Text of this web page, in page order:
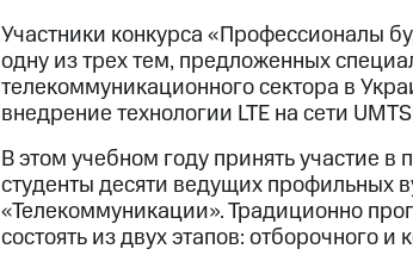
Участники конкурса «Профессионалы
одну из трех тем, предложенных
телекоммуникационного сектора в
внедрение технологии LTE на сети
В этом учебном году принять участие
студенты десяти ведущих профильных
«Телекоммуникации». Традиционно
состоять из двух этапов: отборочного и